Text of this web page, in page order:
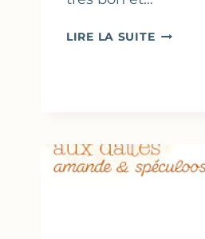
LIRE LA SUITETRUFFES